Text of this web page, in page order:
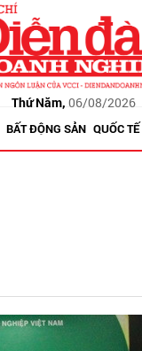
Thứ Năm, 06/08/2026
BẤT ĐỘNG SẢN QUỐC TẾ